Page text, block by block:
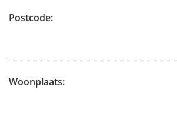
Postcode:
Woonplaats: